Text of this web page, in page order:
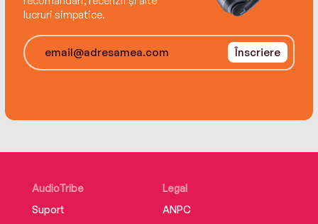
lucruri simpatice.
Înscriere
AudioTribe
Suport
Legal
ANPC